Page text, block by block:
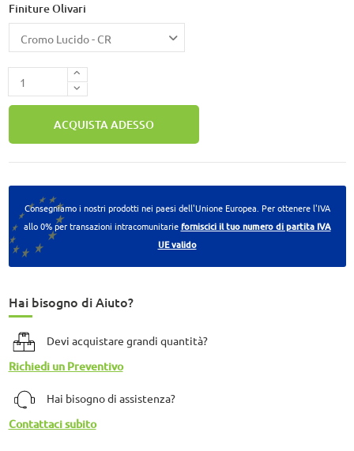
Finiture Olivari
ACQUISTA ADESSO
Consegniamo i nostri prodotti nei paesi dell'Unione Europea. Per ottenere l'IVA
allo 0% per transazioni intracomunitarieforniscici il tuo numero di partita IVA
UE valido
Hai bisogno di Aiuto?
Devi acquistare grandi quantità?
Richiedi un Preventivo
Hai bisogno di assistenza?
Contattaci subito